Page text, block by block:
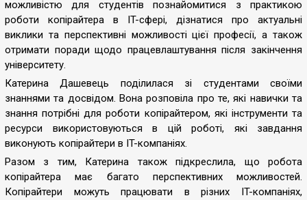
можливістю для студентів познайомитися з практикою
роботи копірайтера в IT-сфері, дізнатися про актуальні
виклики та перспективні можливості цієї професії, а також
отримати поради щодо працевлаштування після закінчення
університету.
Катерина Дашевець поділилася зі студентами своїми
знаннями та досвідом. Вона розповіла про те, які навички та
знання потрібні для роботи копірайтером, які інструменти та
ресурси використовуються в цій роботі, які завдання
виконують копірайтери в IT-компаніях.
Разом з тим, Катерина також підкреслила, що робота
копірайтера має багато перспективних можливостей.
Копірайтери можуть працювати в різних IT-компаніях,